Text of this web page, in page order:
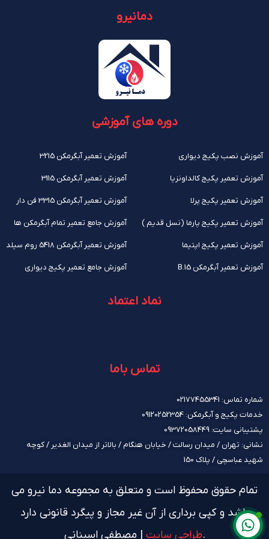
دمانیرو
دوره های آموزشی
آموزش نصب پکیج دیواری
آموزش تعمیر پکیج کالداونزیا
آموزش تعمیر پکیج پرلا
آموزش تعمیر پکیج پارما (نسل قدیم )
آموزش تعمیر پکیج اپتیما
آموزش تعمیر آبگرمکن B.15
آموزش تعمیر آبگرمکن 3215
آموزش تعمیر آبگرمکن 3115
آموزش تعمیر آبگرمکن 3315 فن دار
آموزش جامع تعمیر تمام آبگرمکن ها
آموزش تعمیر آبگرمکن 5418 روم سیلد
آموزش جامع تعمیر پکیج دیواری
نماد اعتماد
تماس باما
شماره تماس: 02177455341
خدمات پکیج و آبگرمکن: 09120252354
پشتیبانی سایت: 09372058449
نشانی: تهران / میدان رسالت / خیابان هنگام / بالاتر از میدان الغدیر / کوچه
شهید عباسچی / پلاک 150
تمام حقوق محفوظ است و متعلق به مجموعه دما نیرو می
باشد و کپی برداری از آن غیر مجاز و پیگرد قانونی دارد
.طراحی سایت | مصطفی اسپنانی